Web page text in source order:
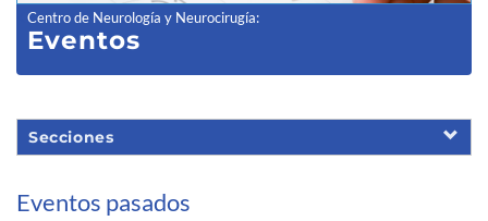
Centro de Neurología y Neurocirugía:
Eventos
Secciones
Eventos pasados